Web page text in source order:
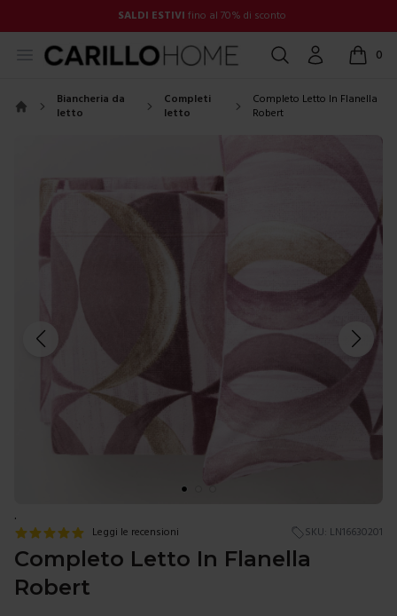
SALDI ESTIVI fino al 70% di sconto
Open menu Cerca Account 0
items
Biancheria da
letto
Completi
letto
Completo Letto In Flanella
Robert
.
Leggi le recensioni SKU: LN16630201
Completo Letto In Flanella
Robert